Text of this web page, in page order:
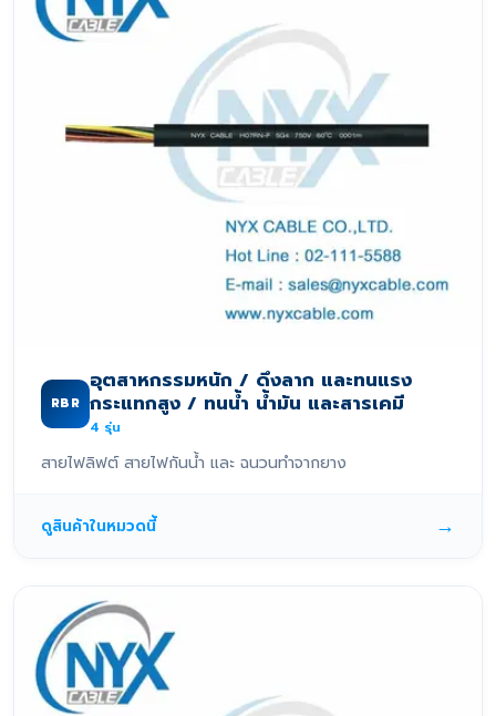
RBR
อุตสาหกรรมหนัก / ดึงลาก และทนแรง
กระแทกสูง / ทนน้ำ น้ำมัน และสารเคมี
4 รุ่น
สายไฟลิฟต์ สายไฟกันน้ำ และ ฉนวนทำจากยาง
ดูสินค้าในหมวดนี้ →